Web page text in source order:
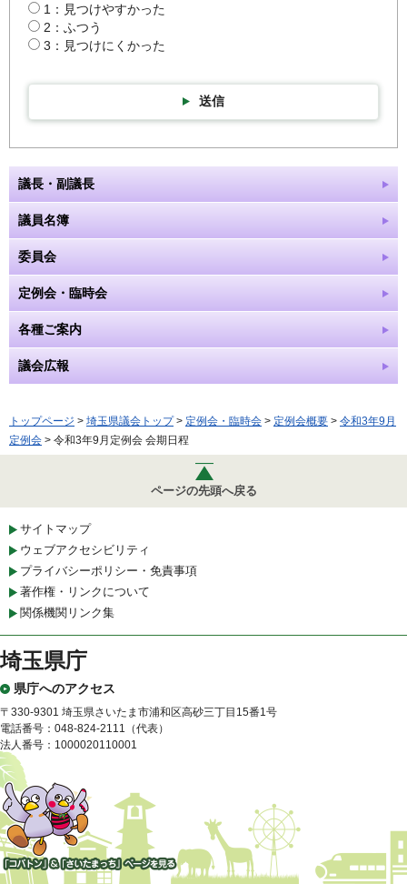
1：見つけやすかった
2：ふつう
3：見つけにくかった
送信
議長・副議長
議員名簿
委員会
定例会・臨時会
各種ご案内
議会広報
トップページ > 埼玉県議会トップ> 定例会・臨時会 > 定例会概要 > 令和3年9月
定例会 > 令和3年9月定例会 会期日程
ページの先頭へ戻る
サイトマップ
ウェブアクセシビリティ
プライバシーポリシー・免責事項
著作権・リンクについて
関係機関リンク集
埼玉県庁
県庁へのアクセス
〒330-9301 埼玉県さいたま市浦和区高砂三丁目15番1号
電話番号：048-824-2111（代表）
法人番号：1000020110001
「コバトン」&「さいたまっ